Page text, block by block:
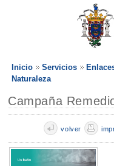
Inicio Servicios
Naturaleza
Campaña
volver